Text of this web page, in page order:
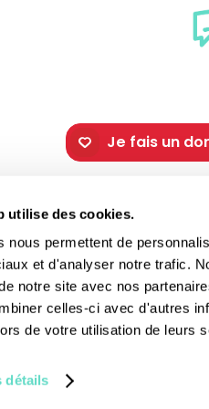
utilise des cookies.
nous permettent de
et d'analyser notre trafic.
notre site avec nos
celles-ci avec d'autres
de votre utilisation de leurs
détails
Je fais un
Les fêtes chrétiennes
Les saints du jour
La Bible
Les sacrements
Le patrimoine religieux
Les recettes et